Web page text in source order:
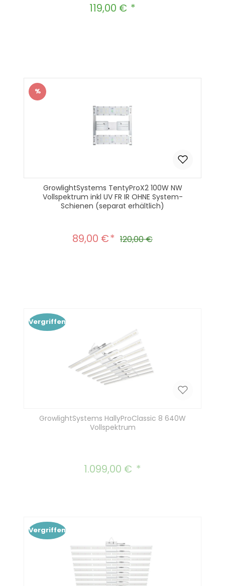
Regulärer Preis:
119,00 €
Rabatt
%
GrowlightSystems TentyProX2 100W NW
Vollspektrum inkl UV FR IR OHNE System-
Schienen (separat erhältlich)
Verkaufspreis:
89,00 € Regulärer Preis:
120,00 €
Vergriffen
GrowlightSystems HallyProClassic 8 640W
Vollspektrum
Regulärer Preis:
1.099,00 €
Vergriffen